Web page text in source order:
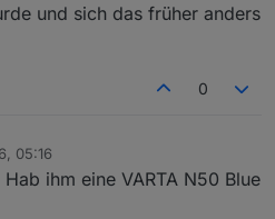
und sich das früher anders
0
05:16
ihm eine VARTA N50 Blue